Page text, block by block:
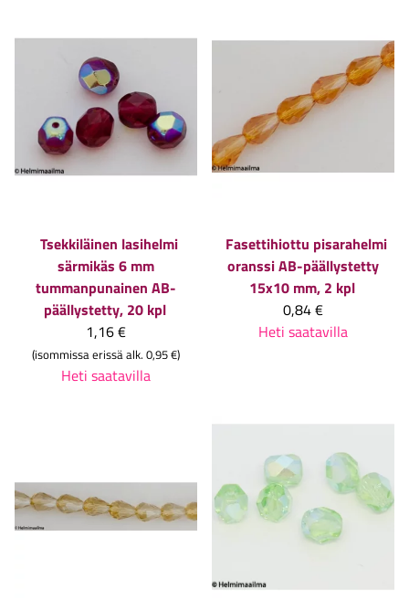
Tsekkiläinen lasihelmi
särmikäs 6 mm
tummanpunainen AB-
päällystetty, 20 kpl
1,16 €
(isommissa erissä alk. 0,95 €)
Heti saatavilla
Fasettihiottu pisarahelmi
oranssi AB-päällystetty
15x10 mm, 2 kpl
0,84 €
Heti saatavilla